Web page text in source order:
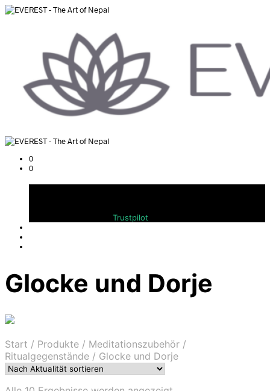
0
0
Trustpilot
Glocke und Dorje
Start / Produkte / Meditationszubehör /
Ritualgegenstände / Glocke und Dorje